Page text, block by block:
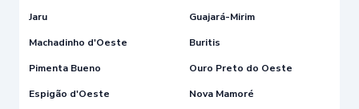
Jaru
Guajará-Mirim
Machadinho d'Oeste
Buritis
Pimenta Bueno
Ouro Preto do Oeste
Espigão d'Oeste
Nova Mamoré